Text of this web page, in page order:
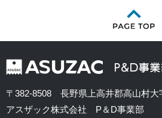
〒382-8508 長野県上高井郡高山村大
アスザック株式会社 P＆D事業部